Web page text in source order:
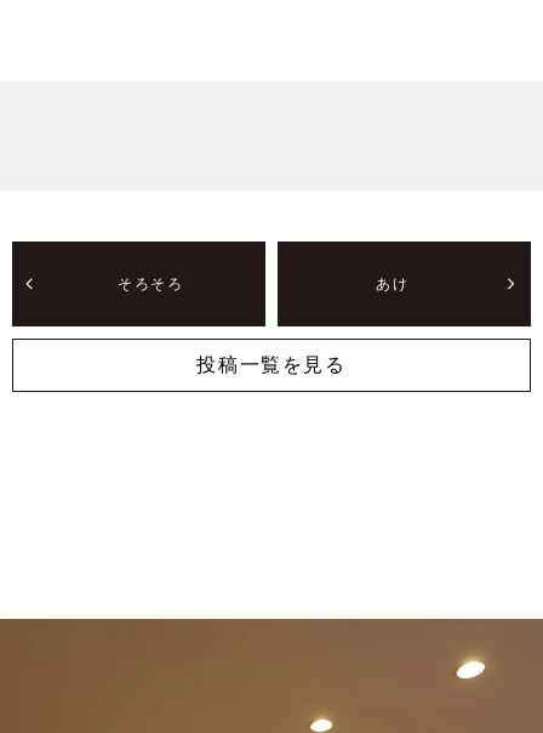
そろそろ あけ
投稿一覧を見る